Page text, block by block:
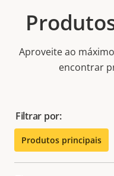
Aproveite ao
encontrar
Filtrar por:
Produtos principais